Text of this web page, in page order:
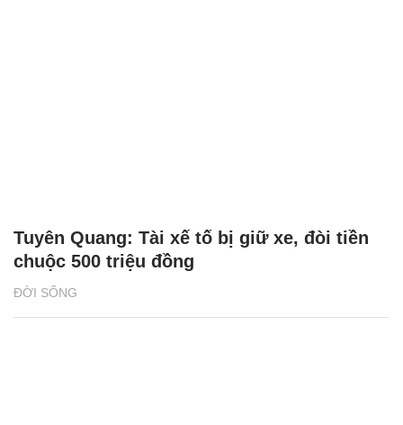
ĐỜI SỐNG
Tuyên Quang: Tài xế tố bị giữ xe, đòi tiền
chuộc 500 triệu đồng